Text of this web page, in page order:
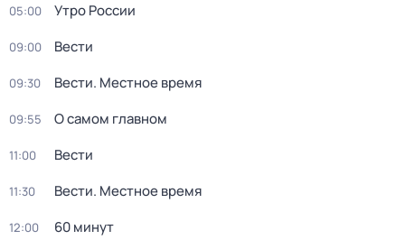
05:00 Утро России
09:00 Вести
09:30 Вести. Местное время
09:55 О самом главном
11:00 Вести
11:30 Вести. Местное время
12:00 60 минут